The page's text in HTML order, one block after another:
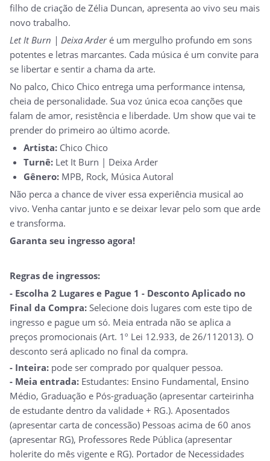
filho de criação de Zélia Duncan, apresenta ao vivo seu mais
novo trabalho.
Let It Burn | Deixa Arderé um mergulho profundo em sons
potentes e letras marcantes. Cada música é um convite para
se libertar e sentir a chama da arte.
No palco, Chico Chico entrega uma performance intensa,
cheia de personalidade. Sua voz única ecoa canções que
falam de amor, resistência e liberdade. Um show que vai te
prender do primeiro ao último acorde.
Artista:Chico Chico
Turnê:Let It Burn | Deixa Arder
Gênero:MPB, Rock, Música Autoral
Não perca a chance de viver essa experiência musical ao
vivo. Venha cantar junto e se deixar levar pelo som que arde
e transforma.
Garanta seu ingresso agora!
Regras de ingressos:
- Escolha 2 Lugares e Pague 1 - Desconto Aplicado no
Final da Compra: Selecione dois lugares com este tipo de
ingresso e pague um só. Meia entrada não se aplica a
preços promocionais (Art. 1º Lei 12.933, de 26/112013). O
desconto será aplicado no final da compra.
- Inteira: pode ser comprado por qualquer pessoa.
- Meia entrada: Estudantes: Ensino Fundamental, Ensino
Médio, Graduação e Pós-graduação (apresentar carteirinha
de estudante dentro da validade + RG.). Aposentados
(apresentar carta de concessão) Pessoas acima de 60 anos
(apresentar RG), Professores Rede Pública (apresentar
holerite do mês vigente e RG). Portador de Necessidades